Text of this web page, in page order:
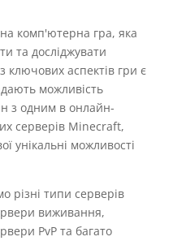
комп'ютерна гра, яка
та досліджувати
ключових аспектів гри є
можливість
з одним в онлайн-
серверів Minecraft,
унікальні можливості
різні типи серверів
виживання,
PvP та багато